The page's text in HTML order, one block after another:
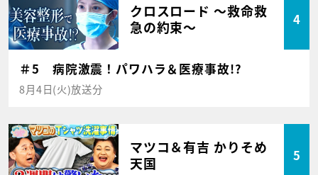
クロスロード ～救命救
急の約束～
4
＃5 病院激震！パワハラ＆医療事故!?
8月4日(火)放送分
マツコ＆有吉 かりそめ
天国
5